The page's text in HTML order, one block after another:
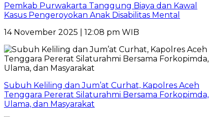
Pemkab Purwakarta Tanggung Biaya dan Kawal
Kasus Pengeroyokan Anak Disabilitas Mental
14 November 2025 | 12:08 pm WIB
Subuh Keliling dan Jum’at Curhat, Kapolres Aceh
Tenggara Pererat Silaturahmi Bersama Forkopimda,
Ulama, dan Masyarakat